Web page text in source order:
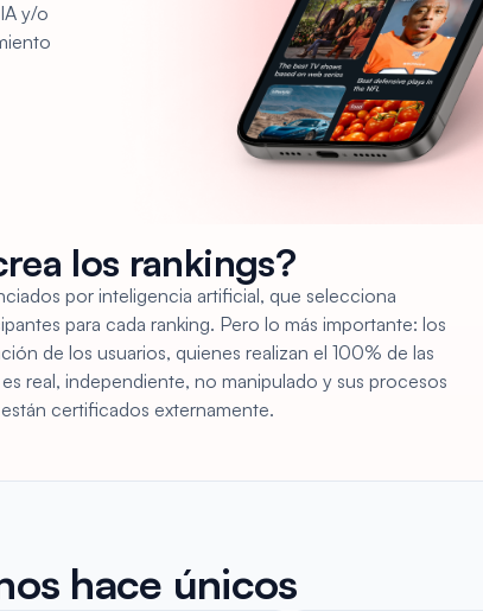
y/o
los rankings?
por inteligencia artificial, que selecciona
para cada ranking. Pero lo más importante: los
de los usuarios, quienes realizan el 100% de las
real, independiente, no manipulado y sus procesos
certificados externamente.
hace únicos